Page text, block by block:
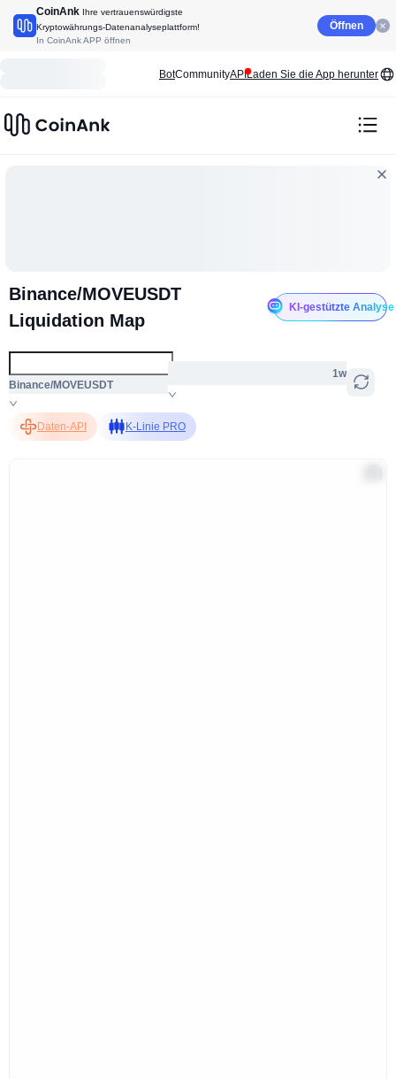
CoinAnk Ihre vertrauenswürdigste
Kryptowährungs-Datenanalyseplattform!
In CoinAnk APP öffnen
Öffnen
BotCommunityAPILaden Sie die App herunter
Binance/MOVEUSDT
Liquidation Map
KI-gestützte Analyse
Binance/MOVEUSDT
1w
Daten-API K-Linie PRO